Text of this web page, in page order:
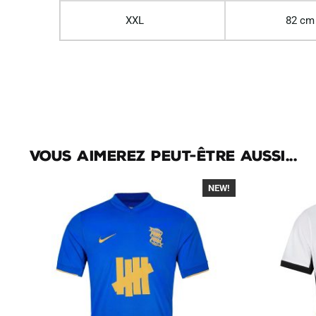
XXL 82 cm
Vous aimerez peut-être aussi...
-40%
NEW!